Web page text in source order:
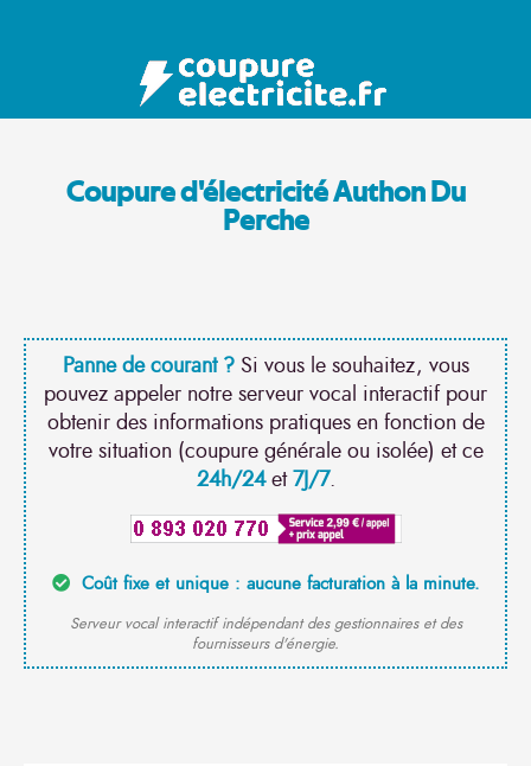
Coupure d'électricité Authon Du
Perche
Panne de courant ?Si vous le souhaitez, vous
pouvez appeler notre serveur vocal interactif pour
obtenir des informations pratiques en fonction de
votre situation (coupure générale ou isolée) et ce
24h/24et7J/7.
Coût fixe et unique : aucune facturation à la minute.
Serveur vocal interactif indépendant des gestionnaires et des
fournisseurs d'énergie.